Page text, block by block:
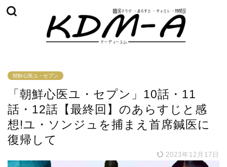
朝鮮心医ユ・セプン
「朝鮮心医ユ・セプン」10話・11
話・12話【最終回】のあらすじと感
想!ユ・ソンジュを捕まえ首席鍼医に
復帰して
2023年12月17日